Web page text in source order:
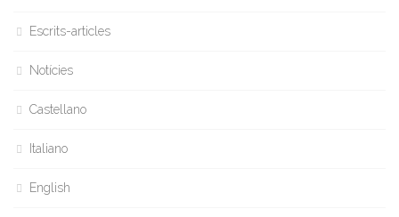
Escrits-articles
Notícies
Castellano
Italiano
English